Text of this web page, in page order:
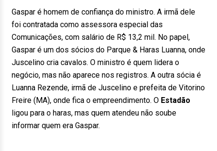
Gaspar é homem de confiança do ministro. A irmã dele
foi contratada como assessora especial das
Comunicações, com salário de R$ 13,2 mil. No papel,
Gaspar é um dos sócios do Parque & Haras Luanna, onde
Juscelino cria cavalos. O ministro é quem lidera o
negócio, mas não aparece nos registros. A outra sócia é
Luanna Rezende, irmã de Juscelino e prefeita de Vitorino
Freire (MA), onde fica o empreendimento. O Estadão
ligou para o haras, mas quem atendeu não soube
informar quem era Gaspar.